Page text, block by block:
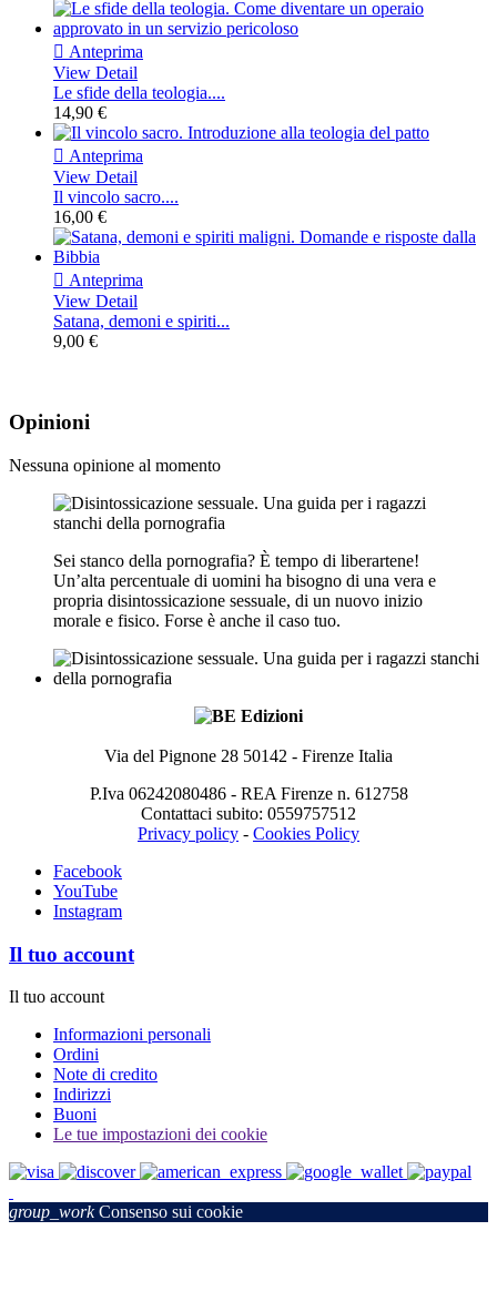
 Anteprima
View Detail
Le sfide della teologia....
14,90 €
 Anteprima
View Detail
Il vincolo sacro....
16,00 €
 Anteprima
View Detail
Satana, demoni e spiriti...
9,00 €
Opinioni
Nessuna opinione al momento
Sei stanco della pornografia? È tempo di liberartene!
Un’alta percentuale di uomini ha bisogno di una vera e
propria disintossicazione sessuale, di un nuovo inizio
morale e fisico. Forse è anche il caso tuo.
Via del Pignone 28 50142 - Firenze Italia
P.Iva 06242080486 - REA Firenze n. 612758
Contattaci subito: 0559757512
Privacy policy - Cookies Policy
Facebook
YouTube
Instagram
Il tuo account
Il tuo account
Informazioni personali
Ordini
Note di credito
Indirizzi
Buoni
Le tue impostazioni dei cookie
group_workConsenso sui cookie